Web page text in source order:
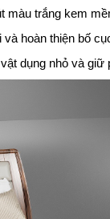
màu trắng kem
hoàn thiện bố
dụng nhỏ và giữ